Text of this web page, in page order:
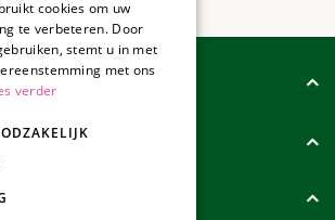
cookies om uw
te verbeteren. Door
stemt u in met
met ons
verder